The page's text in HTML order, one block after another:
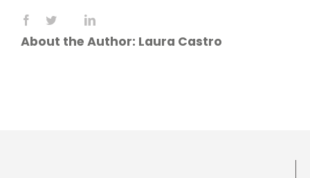
Facebook
X RedditLinkedIn
About the Author: Laura Castro